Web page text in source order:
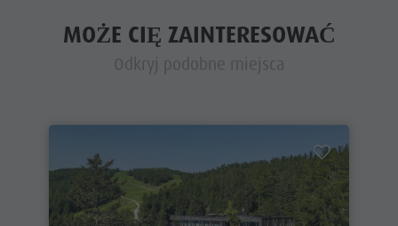
MOŻE CIĘ ZAINTERESOWAĆ
Odkryj podobne miejsca